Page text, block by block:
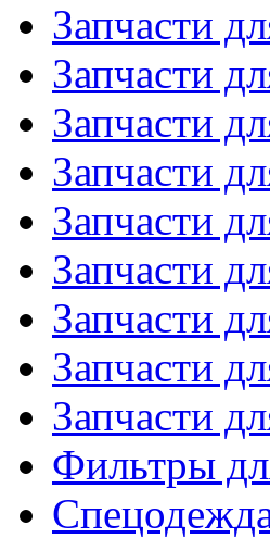
Запчасти
Запчасти
Запчасти
Запчасти
Запчасти
Запчасти
Запчасти
Запчасти
Запчасти
Фильтры